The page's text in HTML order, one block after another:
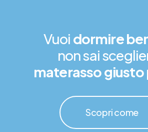
Vuoi dormire
non sai
materasso giusto
Scopri come